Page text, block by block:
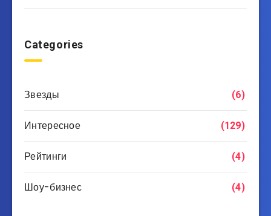
Categories
Звезды (6)
Интересное (129)
Рейтинги (4)
Шоу-бизнес (4)